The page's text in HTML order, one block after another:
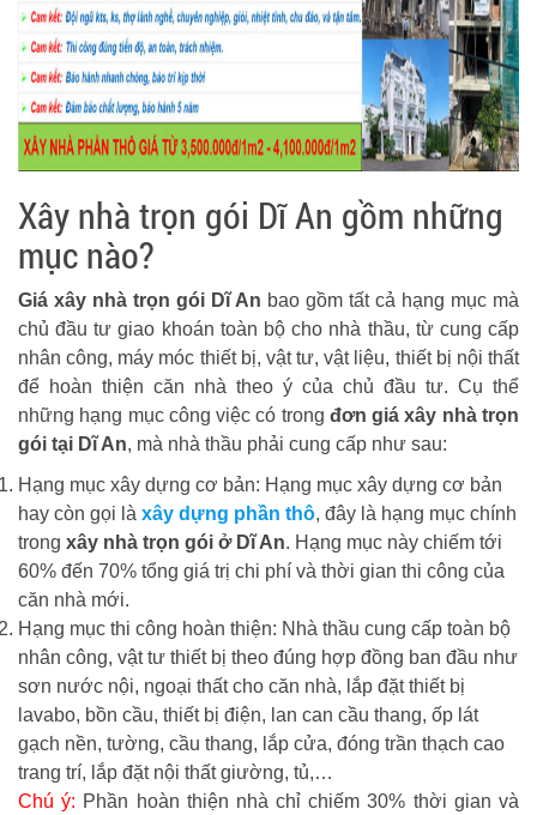
Xây nhà trọn gói Dĩ An gồm những
mục nào?
Giá xây nhà trọn gói Dĩ An bao gồm tất cả hạng mục mà
chủ đầu tư giao khoán toàn bộ cho nhà thầu, từ cung cấp
nhân công, máy móc thiết bị, vật tư, vật liệu, thiết bị nội thất
để hoàn thiện căn nhà theo ý của chủ đầu tư. Cụ thể
những hạng mục công việc có trong đơn giá xây nhà trọn
gói tại Dĩ An, mà nhà thầu phải cung cấp như sau:
Hạng mục xây dựng cơ bản: Hạng mục xây dựng cơ bản
hay còn gọi là xây dựng phần thô, đây là hạng mục chính
trong xây nhà trọn gói ở Dĩ An. Hạng mục này chiếm tới
60% đến 70% tổng giá trị chi phí và thời gian thi công của
căn nhà mới.
Hạng mục thi công hoàn thiện: Nhà thầu cung cấp toàn bộ
nhân công, vật tư thiết bị theo đúng hợp đồng ban đầu như
sơn nước nội, ngoại thất cho căn nhà, lắp đặt thiết bị
lavabo, bồn cầu, thiết bị điện, lan can cầu thang, ốp lát
gạch nền, tường, cầu thang, lắp cửa, đóng trần thạch cao
trang trí, lắp đặt nội thất giường, tủ,…
Chú ý: Phần hoàn thiện nhà chỉ chiếm 30% thời gian và